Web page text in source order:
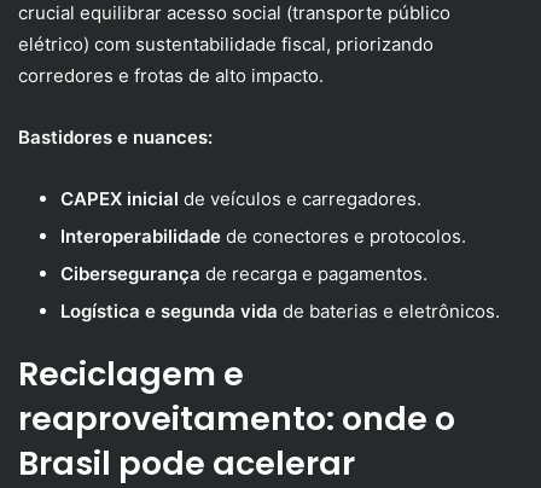
crucial equilibrar acesso social (transporte público
elétrico) com sustentabilidade fiscal, priorizando
corredores e frotas de alto impacto.
Bastidores e nuances:
CAPEX inicial de veículos e carregadores.
Interoperabilidade de conectores e protocolos.
Cibersegurança de recarga e pagamentos.
Logística e segunda vida de baterias e eletrônicos.
Reciclagem e
reaproveitamento: onde o
Brasil pode acelerar